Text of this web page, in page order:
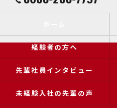
経験者の方へ
先輩社員インタビュー
未経験入社の先輩の声